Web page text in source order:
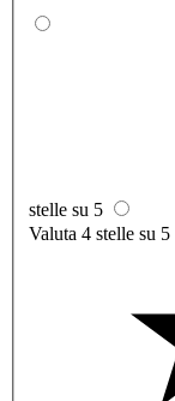
stelle su 5
Valuta 4 stelle su 5